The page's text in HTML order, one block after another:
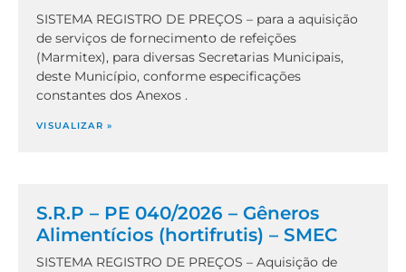
SISTEMA REGISTRO DE PREÇOS – para a aquisição
de serviços de fornecimento de refeições
(Marmitex), para diversas Secretarias Municipais,
deste Município, conforme especificações
constantes dos Anexos .
VISUALIZAR »
S.R.P – PE 040/2026 – Gêneros
Alimentícios (hortifrutis) – SMEC
SISTEMA REGISTRO DE PREÇOS – Aquisição de